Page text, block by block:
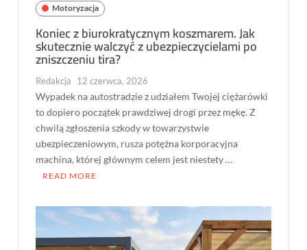
Motoryzacja
Koniec z biurokratycznym koszmarem. Jak
skutecznie walczyć z ubezpieczycielami po
zniszczeniu tira?
Redakcja 12 czerwca, 2026
Wypadek na autostradzie z udziałem Twojej ciężarówki
to dopiero początek prawdziwej drogi przez mękę. Z
chwilą zgłoszenia szkody w towarzystwie
ubezpieczeniowym, rusza potężna korporacyjna
machina, której głównym celem jest niestety …
READ MORE